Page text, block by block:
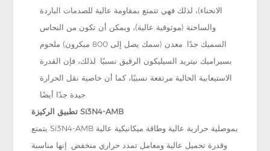
الانحناء)، لذلك فهي تتمتع بمقاومة عالية للصدمات الباردة
والساخنة (موثوقية عالية)، ويمكن أن تكون من النحاس
السميك جدًا. معدن (سمك يصل إلى 800 ميكرون) ملحوم
بسيراميك نيتريد السيليكون الرقيق نسبيًا. لذلك، فإن القدرة
الاستيعابية الحالية مرتفعة نسبيًا، كما أن خاصية نقل الحرارة
جيدة جدًا أيضًا.
تطبيق الركيزة Si3N4-AMB
يتمتع Si3N4-AMB بموصلية حرارية عالية وطاقة ميكانيكية عالية
وقدرة تحميل عالية ومعامل تمدد حراري منخفض. إنها مناسبة